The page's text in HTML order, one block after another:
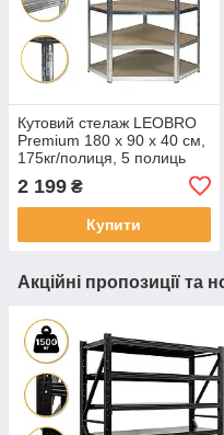
Кутовий стелаж LEOBRO
Premium 180 х 90 х 40 см,
175кг/полиця, 5 полиць
2 199 ₴
Купити
Акційні пропозиції та